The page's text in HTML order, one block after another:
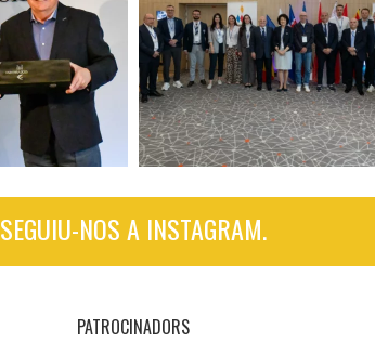
SEGUIU-NOS A INSTAGRAM.
PATROCINADORS